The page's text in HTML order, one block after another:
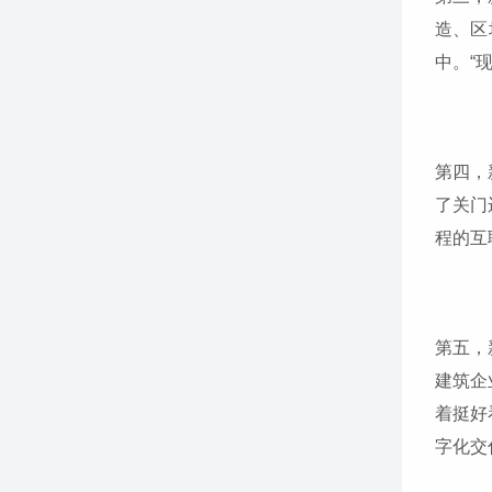
造、
中。“
第四，
了关
程的互
第五，
建筑
着挺
字化交